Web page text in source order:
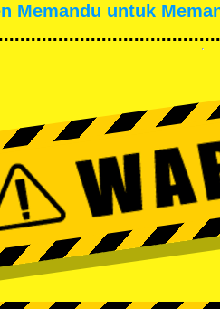
Memandu untuk